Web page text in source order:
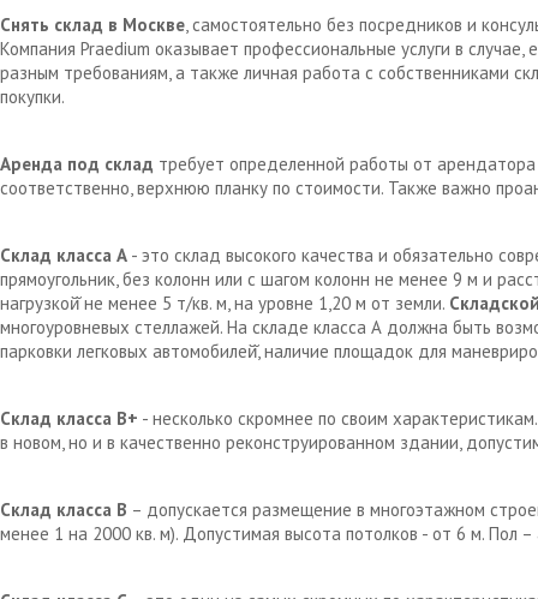
Снять склад в Москве, самостоятельно без посредников и
Компания Praedium оказывает профессиональные услуги в
разным требованиям, а также личная работа с собственниками
покупки.
Аренда под склад требует определенной работы от
соответственно, верхнюю планку по стоимости. Также важно
Склад класса А - это склад высокого качества и обязательно
прямоугольник, без колонн или с шагом колонн не менее 9 м и
нагрузкой̆ не менее 5 т/кв. м, на уровне 1,20 м от земли.
многоуровневых стеллажей. На складе класса А должна быть
парковки легковых автомобилей̆, наличие площадок для
Склад класса В+ - несколько скромнее по своим
в новом, но и в качественно реконструированном здании,
Склад класса В – допускается размещение в многоэтажном
менее 1 на 2000 кв. м). Допустимая высота потолков - от 6 м. Пол